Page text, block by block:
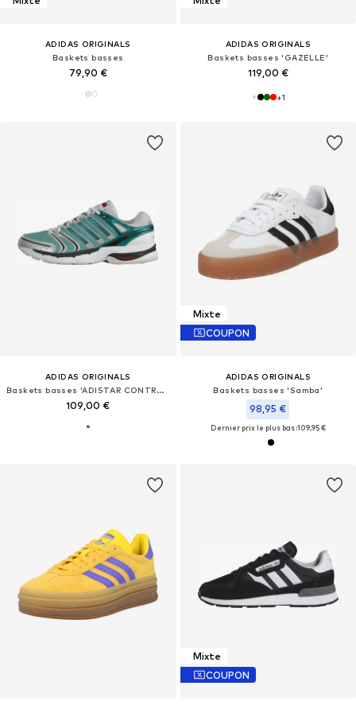
ADIDAS ORIGINALS
Baskets basses
79,90 €
ADIDAS ORIGINALS
Baskets basses 'GAZELLE'
119,00 €
+1
ADIDAS ORIGINALS
Baskets basses 'ADISTAR CONTROL 5'
109,00 €
Mixte
COUPON
ADIDAS ORIGINALS
Baskets basses 'Samba'
98,95 €
Dernier prix le plus bas :109,95 €
Mixte
COUPON